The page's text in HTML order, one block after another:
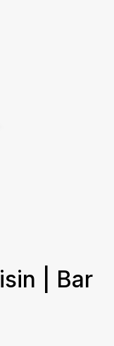
| Bar